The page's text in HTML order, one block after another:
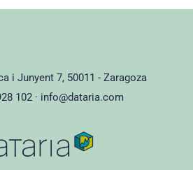
i Junyent 7, 50011 - Zaragoza
102 · info@dataria.com